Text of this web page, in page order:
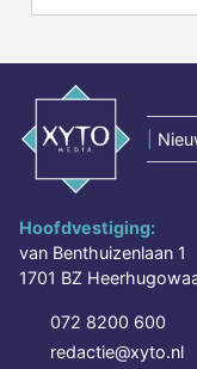
Hoofdvestiging:
van Benthuizenlaan 1
1701 BZ
072 8200 600
redactie@xyto.nl